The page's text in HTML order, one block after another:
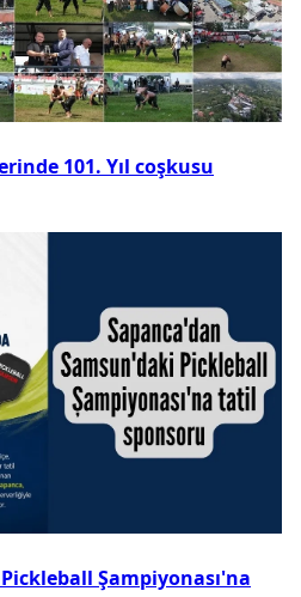
101. Yıl coşkusu
Şampiyonası'na